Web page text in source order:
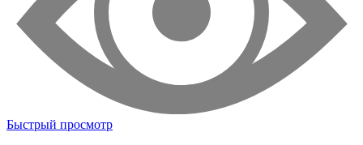
Быстрый просмотр